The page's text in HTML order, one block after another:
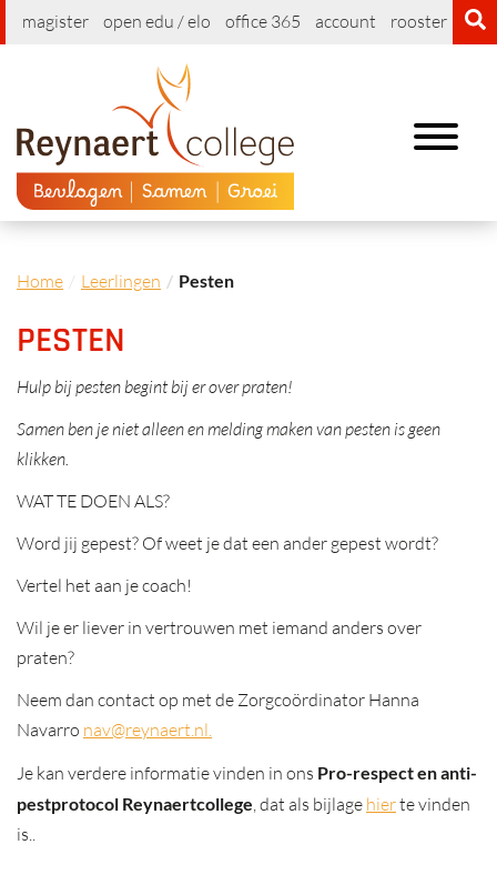
magister open edu / elo office 365 account rooster
Toggle
Home Leerlingen Pesten
PESTEN
Hulp bij pesten begint bij er over praten!
Samen ben je niet alleen en melding maken van pesten is geen
klikken.
WAT TE DOEN ALS?
Word jij gepest? Of weet je dat een ander gepest wordt?
Vertel het aan je coach!
Wil je er liever in vertrouwen met iemand anders over
praten?
Neem dan contact op met de Zorgcoördinator Hanna
Navarro nav@reynaert.nl.
Je kan verdere informatie vinden in ons Pro-respect en anti-
pestprotocol Reynaertcollege , dat als bijlage hierte vinden
is..